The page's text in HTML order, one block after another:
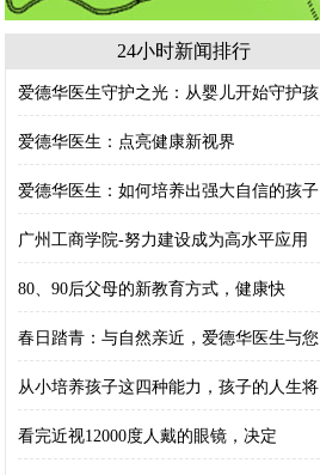
24小时新闻排行
爱德华医生守护之光：从婴儿开始守护孩
爱德华医生：点亮健康新视界
爱德华医生：如何培养出强大自信的孩子
广州工商学院-努力建设成为高水平应用
80、90后父母的新教育方式，健康快
春日踏青：与自然亲近，爱德华医生与您
从小培养孩子这四种能力，孩子的人生将
看完近视12000度人戴的眼镜，决定